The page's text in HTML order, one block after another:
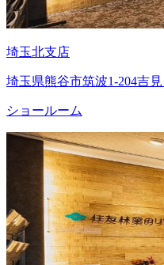
埼玉北支店
埼玉県熊谷市筑波1-204吉
ショールーム